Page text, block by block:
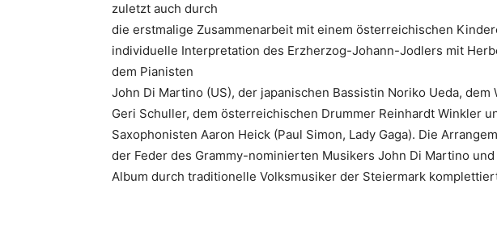
zuletzt auch durch
die erstmalige Zusammenarbeit mit einem österreichischen
individuelle Interpretation des Erzherzog-Johann-Jodlers mit
dem Pianisten
John Di Martino (US), der japanischen Bassistin Noriko Ueda, dem
Geri Schuller, dem österreichischen Drummer Reinhardt Winkler
Saxophonisten Aaron Heick (Paul Simon, Lady Gaga). Die
der Feder des Grammy-nominierten Musikers John Di Martino
Album durch traditionelle Volksmusiker der Steiermark